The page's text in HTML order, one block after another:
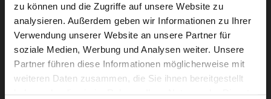
zu können und die Zugriffe auf unsere Website zu
analysieren. Außerdem geben wir Informationen zu Ihrer
Verwendung unserer Website an unsere Partner für
soziale Medien, Werbung und Analysen weiter. Unsere
Partner führen diese Informationen möglicherweise mit
weiteren Daten zusammen, die Sie ihnen bereitgestellt
Große Bleichen 21
20354 HAMBURG